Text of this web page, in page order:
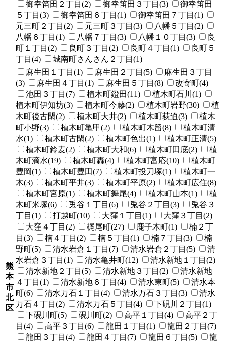
御幸笛田２丁目(2) 御幸笛田３丁目(3)
御幸笛田
５丁目(3)
御幸笛田６丁目(1)
御幸笛田７丁目(1)
元三町２丁目(2)
元三町３丁目(3)
八幡５丁目(2)
八幡６丁目(1)
八幡７丁目(3) 八幡１０丁目(3)
良
町１丁目(2)
良町３丁目(2) 良町４丁目(1)
良町５
丁目(4)
城南町さんさん２丁目(1)
熊
本
市
北
区
麻生田１丁目(1) 麻生田２丁目(5)
麻生田３丁目
(3)
麻生田４丁目(1) 麻生田５丁目(8)
改寄町(4)
池田３丁目(7)
植木町鐙田(11)
植木町石川(1)
植木町伊知坊(3)
植木町今藤(2) 植木町岩野(30)
植
木町後古閑(2)
植木町大井(2) 植木町荻迫(3)
植木
町小野(3)
植木町亀甲(2) 植木町木留(8)
植木町清
水(1)
植木町古閑(2) 植木町色出(1)
植木町正清(5)
植木町鈴麦(2)
植木町大和(6) 植木町田底(2)
植
木町滴水(19)
植木町轟(4) 植木町富応(10)
植木町
豊岡(1)
植木町豊田(7) 植木町投刀塚(1)
植木町一
木(3)
植木町平井(3) 植木町平原(2)
植木町広住(8)
植木町宮原(1)
植木町舞尾(4) 植木町山本(1)
植
木町米塚(6)
兎谷１丁目(6) 兎谷２丁目(3)
兎谷３
丁目(1)
打越町(10) 大窪１丁目(1)
大窪３丁目(2)
大窪４丁目(2)
梶尾町(27) 鹿子木町(1)
楠２丁
目(3)
楠４丁目(2) 楠５丁目(1) 楠７丁目(3)
楠
野町(5)
清水岩倉１丁目(7) 清水岩倉２丁目(5)
清
水岩倉３丁目(1)
清水亀井町(12)
清水新地１丁目(2)
清水新地２丁目(5)
清水新地３丁目(2)
清水新地
４丁目(1)
清水新地６丁目(4) 清水東町(5)
清水本
町(6)
清水万石１丁目(4) 清水万石３丁目(3)
清水
万石４丁目(2)
清水万石５丁目(4)
下硯川２丁目(1)
下硯川町(5)
硯川町(2) 高平１丁目(4)
高平２丁
目(4)
高平３丁目(6) 龍田１丁目(1)
龍田２丁目(7)
龍田３丁目(4)
龍田４丁目(7) 龍田６丁目(5)
龍